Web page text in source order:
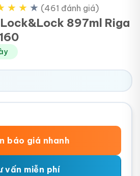
★ ★ ★ (461 đánh giá)
897ml Riga
báo giá nhanh
vấn miễn phí